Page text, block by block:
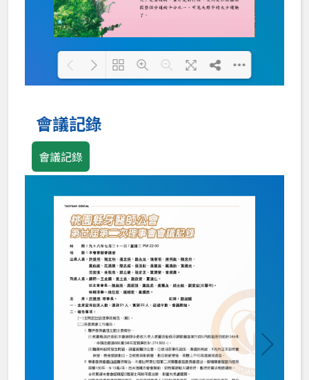
會議記錄
會議記錄